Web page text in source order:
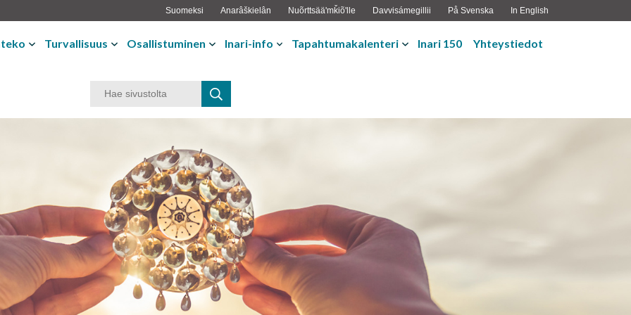
Suomeksi Anarâškielân Nuõrttsääʹmǩiõʹlle Davvisámegillii På Svenska In English
Turvallisuus Osallistuminen Inari-info Tapahtumakalenteri Inari 150 Yhteystiedot